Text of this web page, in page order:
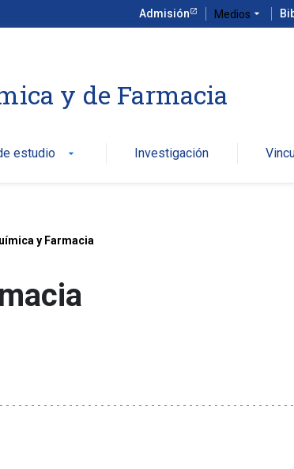
Admisión Medios arrow_drop_down
y de Farmacia
estudio arrow_drop_down Investigación
y Farmacia